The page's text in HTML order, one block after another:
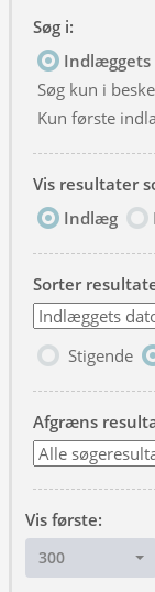
Søg i:
Indlæggets
Søg kun i
Kun første
Vis resultater
Indlæg
Sorter
Stigende
Afgræns
Vis første:
300